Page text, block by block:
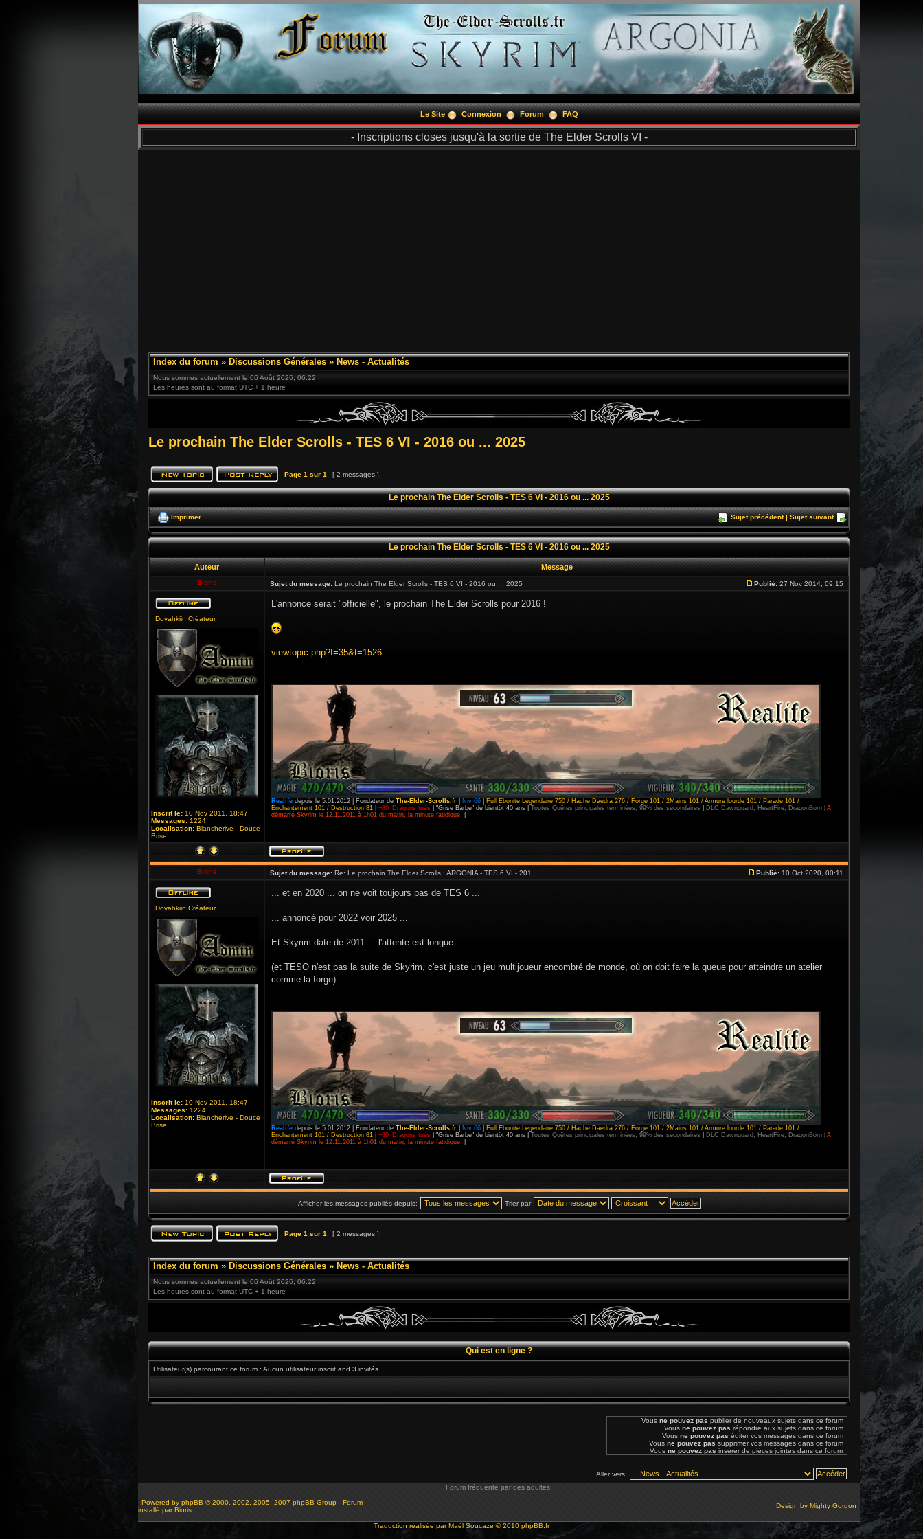
Le Site Connexion Forum FAQ
- Inscriptions closes jusqu'à la sortie de The Elder Scrolls VI -
Index du forum » Discussions Générales » News - Actualités
Nous sommes actuellement le 06 Août 2026, 06:22
Les heures sont au format UTC + 1 heure
Le prochain The Elder Scrolls - TES 6 VI - 2016 ou ... 2025
Page 1 sur 1 [ 2 messages ]
Le prochain The Elder Scrolls - TES 6 VI - 2016 ou ... 2025
Imprimer Sujet précédent|Sujet suivant
Le prochain The Elder Scrolls - TES 6 VI - 2016 ou ... 2025
Auteur Message
Bioris Sujet du message: Le prochain The Elder Scrolls - TES 6 VI - 2016 ou ... 2025 Publié: 27 Nov 2014, 09:15
Dovahkiin Créateur
Inscrit le: 10 Nov 2011, 18:47
Messages: 1224
Localisation: Blancherive - Douce
Brise
L'annonce serait "officielle", le prochain The Elder Scrolls pour 2016 !
viewtopic.php?f=35&t=1526
Realife depuis le 5.01.2012 | Fondateur de The-Elder-Scrolls.fr Niv 66
Full Ebonite Légendaire 750 / Hache Daedra 276 / Forge 101 / 2Mains 101 / Armure lourde 101 / Parade 101 /
Enchantement 101 / Destruction 81
+80_Dragons tués | "Grise Barbe" de bientôt 40 ans | Toutes Quêtes principales terminées, 99% des secondaires DLC Dawnguard, HeartFire, DragonBorn
A
démarré Skyrim le 12.11.2011 à 1h01 du matin, la minute fatidique.
Bioris Sujet du message: Re: Le prochain The Elder Scrolls : ARGONIA - TES 6 VI - 201 Publié: 10 Oct 2020, 00:11
Dovahkiin Créateur
Inscrit le: 10 Nov 2011, 18:47
Messages: 1224
Localisation: Blancherive - Douce
Brise
... et en 2020 ... on ne voit toujours pas de TES 6 ...
... annoncé pour 2022 voir 2025 ...
Et Skyrim date de 2011 ... l'attente est longue ...
(et TESO n'est pas la suite de Skyrim, c'est juste un jeu multijoueur encombré de monde, où on doit faire la queue pour atteindre un atelier
comme la forge)
Realife depuis le 5.01.2012 | Fondateur de The-Elder-Scrolls.fr Niv 66
Full Ebonite Légendaire 750 / Hache Daedra 276 / Forge 101 / 2Mains 101 / Armure lourde 101 / Parade 101 /
Enchantement 101 / Destruction 81
+80_Dragons tués | "Grise Barbe" de bientôt 40 ans | Toutes Quêtes principales terminées, 99% des secondaires DLC Dawnguard, HeartFire, DragonBorn
A
démarré Skyrim le 12.11.2011 à 1h01 du matin, la minute fatidique.
Afficher les messages publiés depuis: Trier par
Page 1 sur 1 [ 2 messages ]
Index du forum » Discussions Générales » News - Actualités
Nous sommes actuellement le 06 Août 2026, 06:22
Les heures sont au format UTC + 1 heure
Qui est en ligne ?
Utilisateur(s) parcourant ce forum : Aucun utilisateur inscrit and 3 invités
Vous ne pouvez pas publier de nouveaux sujets dans ce forum
Vous ne pouvez pas répondre aux sujets dans ce forum
Vous ne pouvez pas éditer vos messages dans ce forum
Vous ne pouvez pas supprimer vos messages dans ce forum
Vous ne pouvez pas insérer de pièces jointes dans ce forum
Aller vers:
Forum fréquenté par des adultes.
Powered by phpBB © 2000, 2002, 2005, 2007 phpBB Group - Forum
installé par Bioris.
Design by Mighty Gorgon
Traduction réalisée parMaël Soucaze © 2010 phpBB.fr